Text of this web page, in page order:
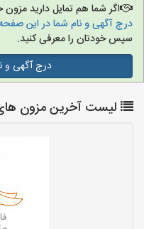
اگر شما هم تمایل دارید
درج آگهی و نام شما در این
سپس خودتان را معرفی کنید.
درج آگهی و
لیست آخرین مزون